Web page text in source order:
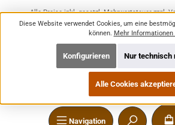
Navigation
Alle Preise inkl. gesetzl. Mehrwertsteuer zzgl.
Nachnahmegebühren, wenn nicht
© 2026 BF - Dienstleistungen - Alle Rechte
Diese Website verwendet Cookies, um eine
können. Mehr Informationen
Nur technisch
Konfigurieren
Alle Cookies